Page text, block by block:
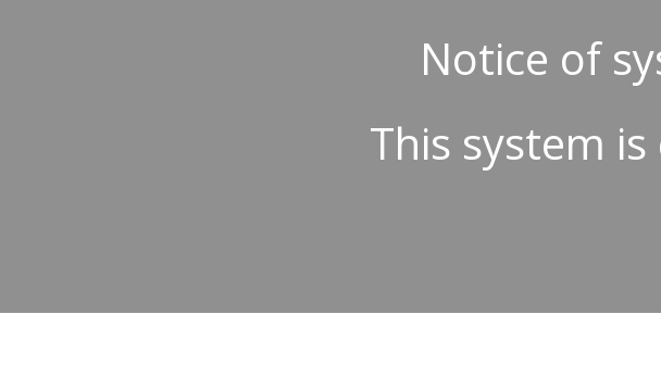
Notice of
This system